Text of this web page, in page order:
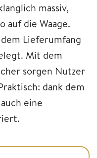
massiv,
auf die Waage.
Lieferumfang
Mit dem
sorgen Nutzer
dank dem
eine